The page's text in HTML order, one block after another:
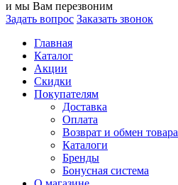
и мы Вам перезвоним
Задать вопрос Заказать звонок
Главная
Каталог
Акции
Скидки
Покупателям
Доставка
Оплата
Возврат и обмен товара
Каталоги
Бренды
Бонусная система